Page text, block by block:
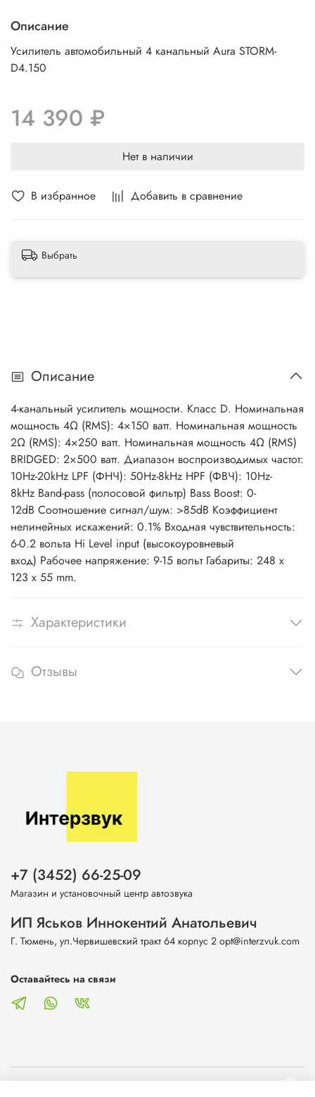
В избранное Добавить в сравнение
Описание
Усилитель автомобильный 4 канальный Aura STORM-
D4.150
14 390 ₽
Нет в наличии
Выбрать
Описание
4-канальный усилитель мощности. Класс D. Номинальная
мощность 4Ω (RMS): 4×150 ватт. Номинальная мощность
2Ω (RMS): 4×250 ватт. Номинальная мощность 4Ω (RMS)
BRIDGED: 2×500 ватт. Диапазон воспроизводимых частот:
10Hz-20kHz LPF (ФНЧ): 50Hz-8kHz HPF (ФВЧ): 10Hz-
8kHz Band-pass (полосовой фильтр) Bass Boost: 0-
12dB Соотношение сигнал/шум: >85dB Коэффициент
нелинейных искажений: 0.1% Входная чувствительность:
6-0.2 вольта Hi Level input (высокоуровневый
вход) Рабочее напряжение: 9-15 вольт Габариты: 248 x
123 x 55 mm.
Характеристики
Отзывы
+7 (3452) 66-25-09
Магазин и установочный центр автозвука
ИП Яськов Иннокентий Анатольевич
Г. Тюмень, ул.Червишевский тракт 64 корпус 2 opt@interzvuk.com
Оставайтесь на связи